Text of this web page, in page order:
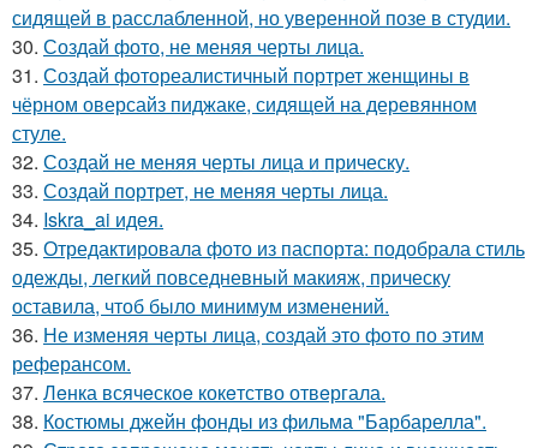
сидящей в расслабленной, но уверенной позе в студии.
30. Создай фото, не меняя черты лица.
31. Создай фотореалистичный портрет женщины в
чёрном оверсайз пиджаке, сидящей на деревянном
стуле.
32. Создай не меняя черты лица и прическу.
33. Создай портрет, не меняя черты лица.
34. Iskra_ai идея.
35. Отредактировала фото из паспорта: подобрала стиль
одежды, легкий повседневный макияж, прическу
оставила, чтоб было минимум изменений.
36. Не изменяя черты лица, создай это фото по этим
реферансом.
37. Лeнка всячeскоe кокeтство отвeргала.
38. Костюмы джейн фонды из фильма "Барбарелла".